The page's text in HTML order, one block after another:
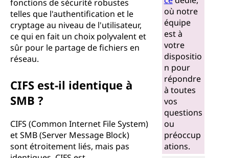
fonctions de sécurité robustes
telles que l'authentification et le
cryptage au niveau de l'utilisateur,
ce qui en fait un choix polyvalent et
sûr pour le partage de fichiers en
réseau.
CIFS est-il identique à
SMB ?
CIFS (Common Internet File System)
et SMB (Server Message Block)
sont étroitement liés, mais pas
où notre
équipe
est à
votre
dispositio
n pour
répondre
à toutes
vos
questions
ou
préoccup
ations.